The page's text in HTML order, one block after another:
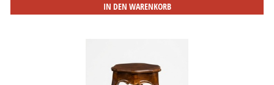
IN DEN WARENKORB